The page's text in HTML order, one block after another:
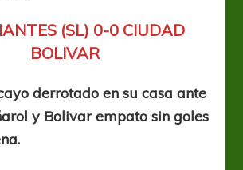
(SL) 0-0 CIUDAD
BOLIVAR
derrotado en su casa ante
y Bolivar empato sin goles